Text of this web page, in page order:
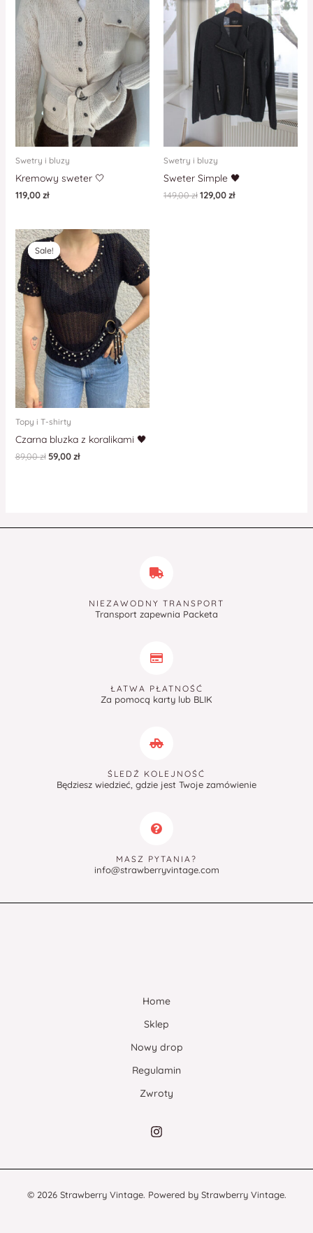
Swetry i bluzy
Kremowy sweter 🤍
119,00zł
Swetry i bluzy
Sweter Simple 🖤
149,00zł129,00zł
Sale!
Sale!
Topy i T-shirty
Czarna bluzka z koralikami 🖤
89,00zł 59,00zł
NIEZAWODNY TRANSPORT
Transport zapewnia Packeta
ŁATWA PŁATNOŚĆ
Za pomocą karty lub BLIK
ŚLEDŹ KOLEJNOŚĆ
Będziesz wiedzieć, gdzie jest Twoje zamówienie
MASZ PYTANIA?
info@strawberryvintage.com
Home
Sklep
Nowy drop
Regulamin
Zwroty
© 2026 Strawberry Vintage. Powered by Strawberry Vintage.